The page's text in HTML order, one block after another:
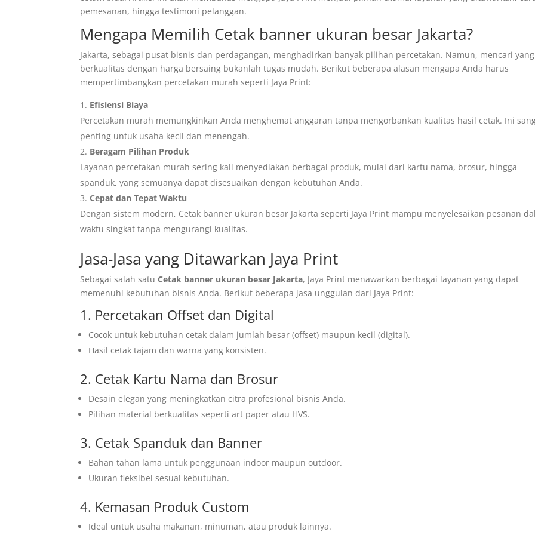
pemesanan, hingga testimoni pelanggan.
Mengapa Memilih Cetak banner ukuran besar Jakarta?
Jakarta, sebagai pusat bisnis dan perdagangan, menghadirkan banyak pilihan percetakan. Namun, mencari yang
berkualitas dengan harga bersaing bukanlah tugas mudah. Berikut beberapa alasan mengapa Anda harus
mempertimbangkan percetakan murah seperti Jaya Print:
Efisiensi Biaya
Percetakan murah memungkinkan Anda menghemat anggaran tanpa mengorbankan kualitas hasil cetak. Ini
penting untuk usaha kecil dan menengah.
Beragam Pilihan Produk
Layanan percetakan murah sering kali menyediakan berbagai produk, mulai dari kartu nama, brosur, hingga
spanduk, yang semuanya dapat disesuaikan dengan kebutuhan Anda.
Cepat dan Tepat Waktu
Dengan sistem modern, Cetak banner ukuran besar Jakarta seperti Jaya Print mampu menyelesaikan pesanan
waktu singkat tanpa mengurangi kualitas.
Jasa-Jasa yang Ditawarkan Jaya Print
Sebagai salah satu Cetak banner ukuran besar Jakarta, Jaya Print menawarkan berbagai layanan yang dapat
memenuhi kebutuhan bisnis Anda. Berikut beberapa jasa unggulan dari Jaya Print:
1. Percetakan Offset dan Digital
Cocok untuk kebutuhan cetak dalam jumlah besar (offset) maupun kecil (digital).
Hasil cetak tajam dan warna yang konsisten.
2. Cetak Kartu Nama dan Brosur
Desain elegan yang meningkatkan citra profesional bisnis Anda.
Pilihan material berkualitas seperti art paper atau HVS.
3. Cetak Spanduk dan Banner
Bahan tahan lama untuk penggunaan indoor maupun outdoor.
Ukuran fleksibel sesuai kebutuhan.
4. Kemasan Produk Custom
Ideal untuk usaha makanan, minuman, atau produk lainnya.